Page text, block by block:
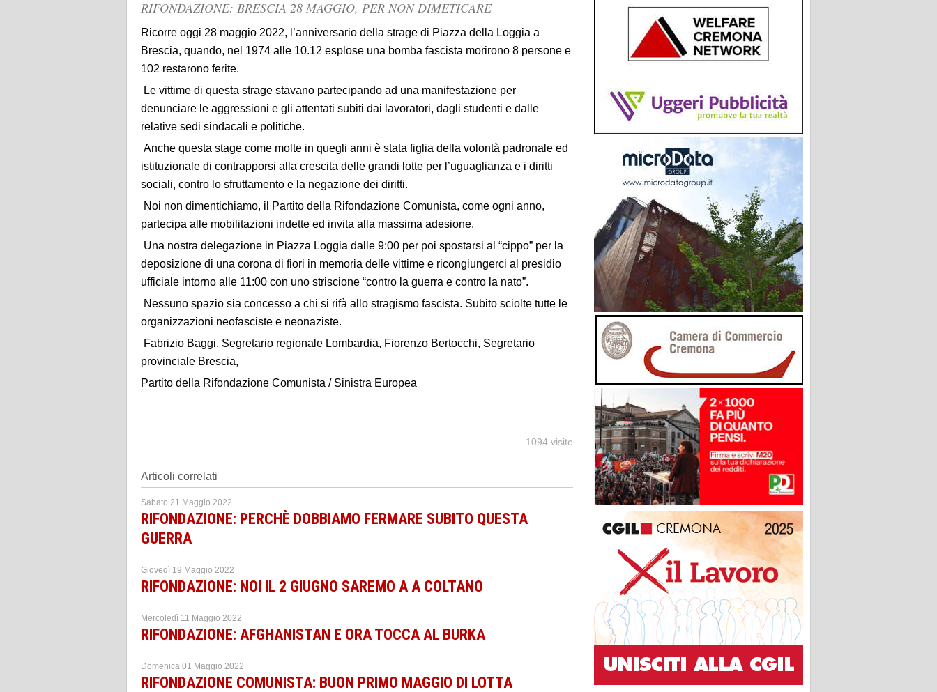
RIFONDAZIONE: BRESCIA 28 MAGGIO, PER NON DIMETICARE
Ricorre oggi 28 maggio 2022, l’anniversario della strage di Piazza della Loggia a
Brescia, quando, nel 1974 alle 10.12 esplose una bomba fascista morirono 8 persone e
102 restarono ferite.
Le vittime di questa strage stavano partecipando ad una manifestazione per
denunciare le aggressioni e gli attentati subiti dai lavoratori, dagli studenti e dalle
relative sedi sindacali e politiche.
Anche questa stage come molte in quegli anni è stata figlia della volontà padronale ed
istituzionale di contrapporsi alla crescita delle grandi lotte per l’uguaglianza e i diritti
sociali, contro lo sfruttamento e la negazione dei diritti.
Noi non dimentichiamo, il Partito della Rifondazione Comunista, come ogni anno,
partecipa alle mobilitazioni indette ed invita alla massima adesione.
Una nostra delegazione in Piazza Loggia dalle 9:00 per poi spostarsi al “cippo” per la
deposizione di una corona di fiori in memoria delle vittime e ricongiungerci al presidio
ufficiale intorno alle 11:00 con uno striscione “contro la guerra e contro la nato”.
Nessuno spazio sia concesso a chi si rifà allo stragismo fascista. Subito sciolte tutte le
organizzazioni neofasciste e neonaziste.
Fabrizio Baggi, Segretario regionale Lombardia, Fiorenzo Bertocchi, Segretario
provinciale Brescia,
Partito della Rifondazione Comunista / Sinistra Europea
1094 visite
Articoli correlati
Sabato 21 Maggio 2022
RIFONDAZIONE: PERCHÈ DOBBIAMO FERMARE SUBITO QUESTA
GUERRA
Giovedì 19 Maggio 2022
RIFONDAZIONE: NOI IL 2 GIUGNO SAREMO A A COLTANO
Mercoledì 11 Maggio 2022
RIFONDAZIONE: AFGHANISTAN E ORA TOCCA AL BURKA
Domenica 01 Maggio 2022
RIFONDAZIONE COMUNISTA: BUON PRIMO MAGGIO DI LOTTA